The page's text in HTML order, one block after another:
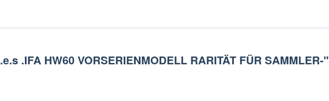
.IFA HW60 VORSERIENMODELL RARITÄT FÜR SAMMLER-"